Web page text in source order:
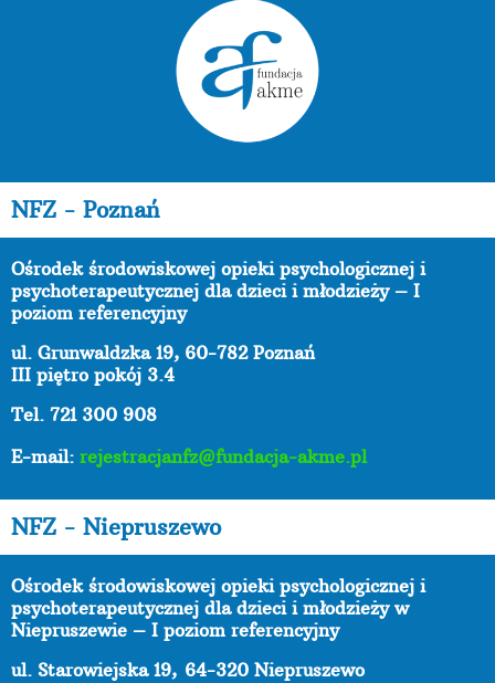
NFZ - Poznań
Ośrodek środowiskowej opieki psychologicznej i
psychoterapeutycznej dla dzieci i młodzieży – I
poziom referencyjny
ul. Grunwaldzka 19, 60-782 Poznań
III piętro pokój 3.4
Tel. 721 300 908
E-mail: rejestracjanfz@fundacja-akme.pl
NFZ - Niepruszewo
Ośrodek środowiskowej opieki psychologicznej i
psychoterapeutycznej dla dzieci i młodzieży w
Niepruszewie – I poziom referencyjny
ul. Starowiejska 19, 64-320 Niepruszewo